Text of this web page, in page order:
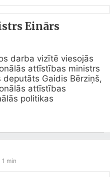
Einārs
darba vizītē viesojās
attīstības ministrs
deputāts Gaidis Bērziņš,
attīstības
politikas
1 min